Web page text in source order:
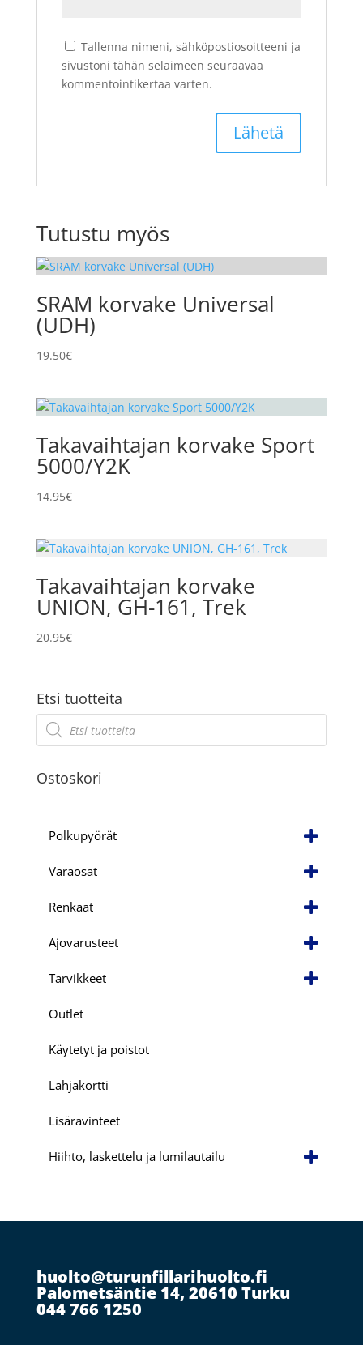
Tallenna nimeni, sähköpostiosoitteeni ja
sivustoni tähän selaimeen seuraavaa
kommentointikertaa varten.
Tutustu myös
SRAM korvake Universal
(UDH)
19.50€
Takavaihtajan korvake Sport
5000/Y2K
14.95€
Takavaihtajan korvake
UNION, GH-161, Trek
20.95€
Etsi tuotteita
Products
search
Ostoskori
Polkupyörät
Varaosat
Renkaat
Ajovarusteet
Tarvikkeet
Outlet
Käytetyt ja poistot
Lahjakortti
Lisäravinteet
Hiihto, laskettelu ja lumilautailu
huolto@turunfillarihuolto.fi
Palometsäntie 14, 20610 Turku
044 766 1250